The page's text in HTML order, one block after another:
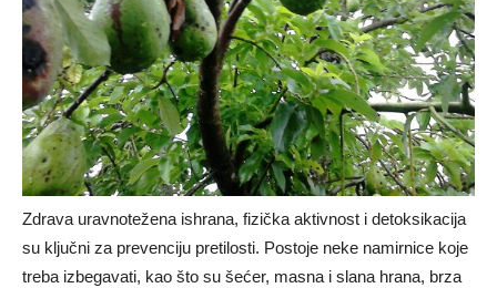
Zdrava uravnotežena ishrana, fizička aktivnost i detoksikacija
su ključni za prevenciju pretilosti. Postoje neke namirnice koje
treba izbegavati, kao što su šećer, masna i slana hrana, brza